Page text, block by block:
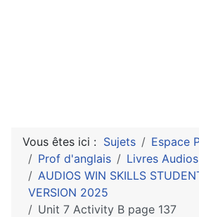
Vous êtes ici : Sujets
Espace
Prof d'anglais
Livres
AUDIOS WIN SKILLS
VERSION 2025
Unit 7 Activity B page 137